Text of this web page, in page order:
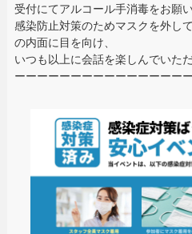
受付にてアルコール手消毒をお願
感染防止対策のためマスクを外し
の内面に目を向け、
いつも以上に会話を楽しんでいた
ーーーーーーーーーーーーーーー